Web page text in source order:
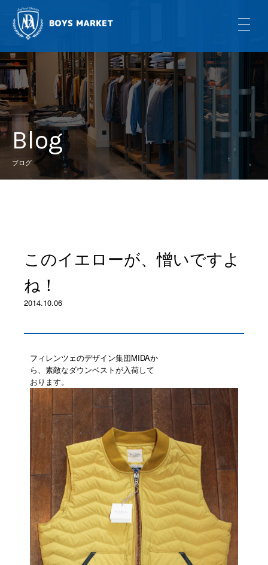
Blog
ブログ
このイエローが、憎いですよ
ね！
2014.10.06
フィレンツェのデザイン集団MIDAか
ら、素敵なダウンベストが入荷して
おります。